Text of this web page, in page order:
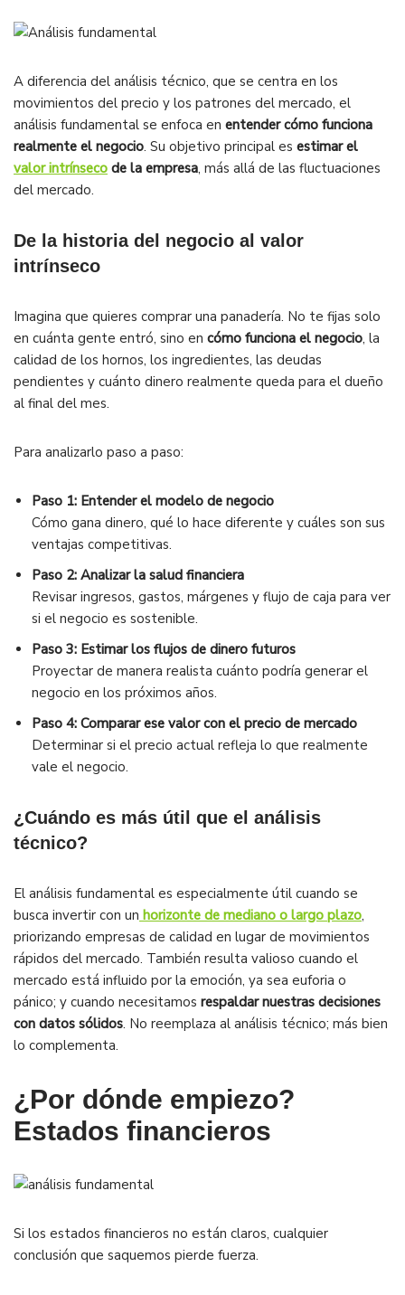
A diferencia del análisis técnico, que se centra en los
movimientos del precio y los patrones del mercado, el
análisis fundamental se enfoca en entender cómo funciona
realmente el negocio. Su objetivo principal es estimar el
valor intrínseco de la empresa, más allá de las fluctuaciones
del mercado.
De la historia del negocio al valor
intrínseco
Imagina que quieres comprar una panadería. No te fijas solo
en cuánta gente entró, sino en cómo funciona el negocio, la
calidad de los hornos, los ingredientes, las deudas
pendientes y cuánto dinero realmente queda para el dueño
al final del mes.
Para analizarlo paso a paso:
Paso 1: Entender el modelo de negocio
Cómo gana dinero, qué lo hace diferente y cuáles son sus
ventajas competitivas.
Paso 2: Analizar la salud financiera
Revisar ingresos, gastos, márgenes y flujo de caja para ver
si el negocio es sostenible.
Paso 3: Estimar los flujos de dinero futuros
Proyectar de manera realista cuánto podría generar el
negocio en los próximos años.
Paso 4: Comparar ese valor con el precio de mercado
Determinar si el precio actual refleja lo que realmente
vale el negocio.
¿Cuándo es más útil que el análisis
técnico?
El análisis fundamental es especialmente útil cuando se
busca invertir con un horizonte de mediano o largo plazo,
priorizando empresas de calidad en lugar de movimientos
rápidos del mercado. También resulta valioso cuando el
mercado está influido por la emoción, ya sea euforia o
pánico; y cuando necesitamos respaldar nuestras decisiones
con datos sólidos. No reemplaza al análisis técnico; más bien
lo complementa.
¿Por dónde empiezo?
Estados financieros
Si los estados financieros no están claros, cualquier
conclusión que saquemos pierde fuerza.